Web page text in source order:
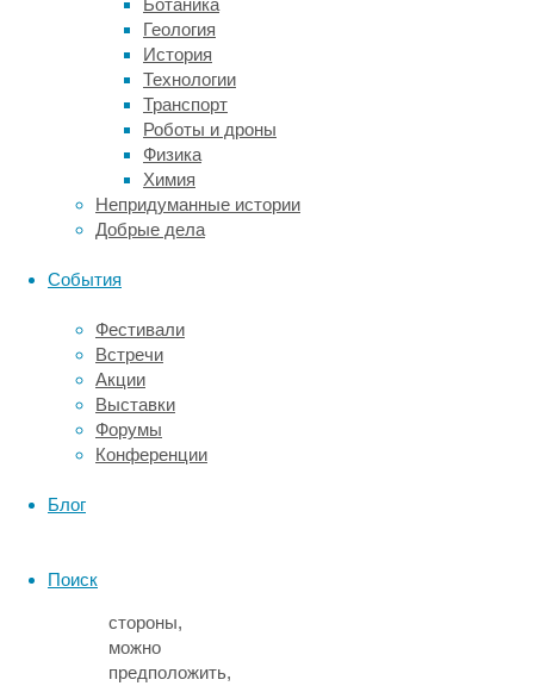
Ботаника
Геология
История
Технологии
Транспорт
Роботы и дроны
Физика
Химия
Непридуманные истории
Добрые дела
События
Фестивали
Встречи
Акции
Выставки
Форумы
Конференции
Блог
Поиск
спорят
одной
стороны,
можно
предположить,
для
и
малых
количеств
есть
разные
механизмы
стороны,
можно
предположить,